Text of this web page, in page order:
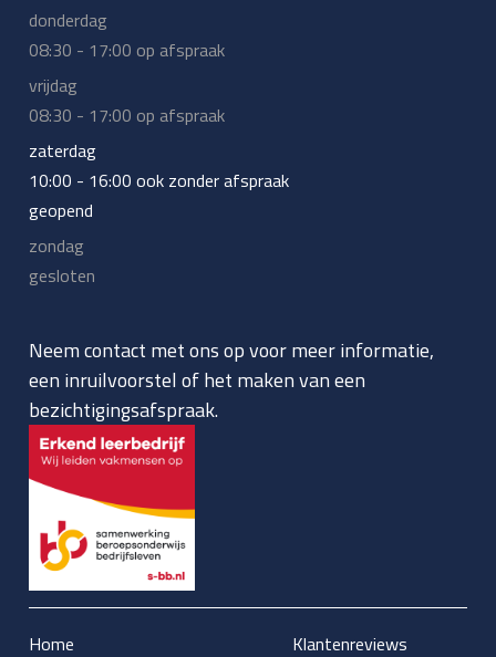
donderdag
08:30 - 17:00 op afspraak
vrijdag
08:30 - 17:00 op afspraak
zaterdag
10:00 - 16:00 ook zonder afspraak
geopend
zondag
gesloten
Neem contact met ons op voor meer informatie,
een inruilvoorstel of het maken van een
bezichtigingsafspraak.
Home
Klantenreviews